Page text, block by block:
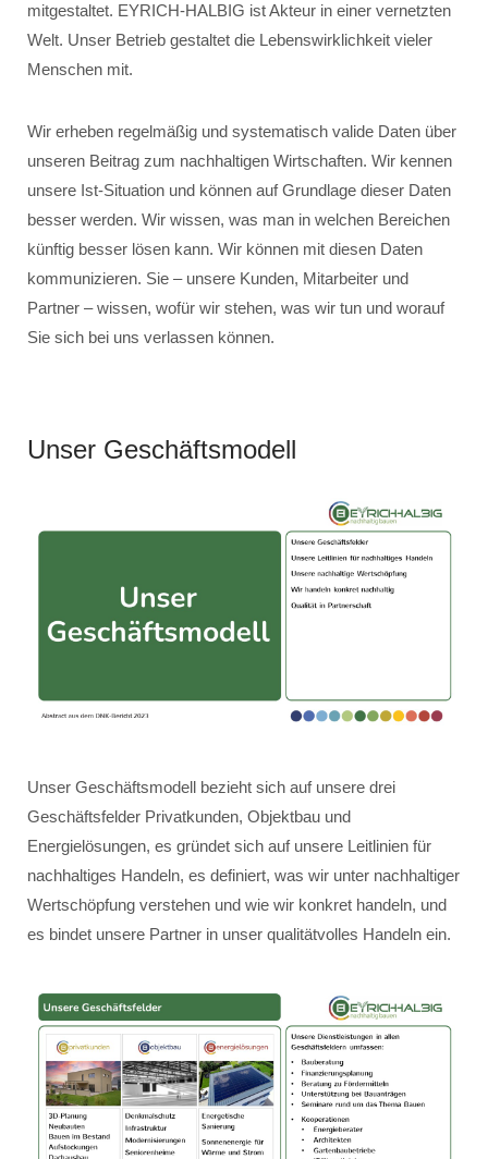
mitgestaltet. EYRICH-HALBIG ist Akteur in einer vernetzten
Welt. Unser Betrieb gestaltet die Lebenswirklichkeit vieler
Menschen mit.
Wir erheben regelmäßig und systematisch valide Daten über
unseren Beitrag zum nachhaltigen Wirtschaften. Wir kennen
unsere Ist-Situation und können auf Grundlage dieser Daten
besser werden. Wir wissen, was man in welchen Bereichen
künftig besser lösen kann. Wir können mit diesen Daten
kommunizieren. Sie – unsere Kunden, Mitarbeiter und
Partner – wissen, wofür wir stehen, was wir tun und worauf
Sie sich bei uns verlassen können.
Unser Geschäftsmodell
Unser Geschäftsmodell bezieht sich auf unsere drei
Geschäftsfelder Privatkunden, Objektbau und
Energielösungen, es gründet sich auf unsere Leitlinien für
nachhaltiges Handeln, es definiert, was wir unter nachhaltiger
Wertschöpfung verstehen und wie wir konkret handeln, und
es bindet unsere Partner in unser qualitätvolles Handeln ein.